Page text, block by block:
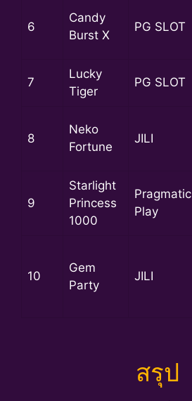
6
Candy
Burst X
PG SLOT
7
Lucky
Tiger
PG SLOT
8
Neko
Fortune
JILI
9
Starlight
Princess
1000
Pragmatic
Play
10
Gem
Party
JILI
สรุป